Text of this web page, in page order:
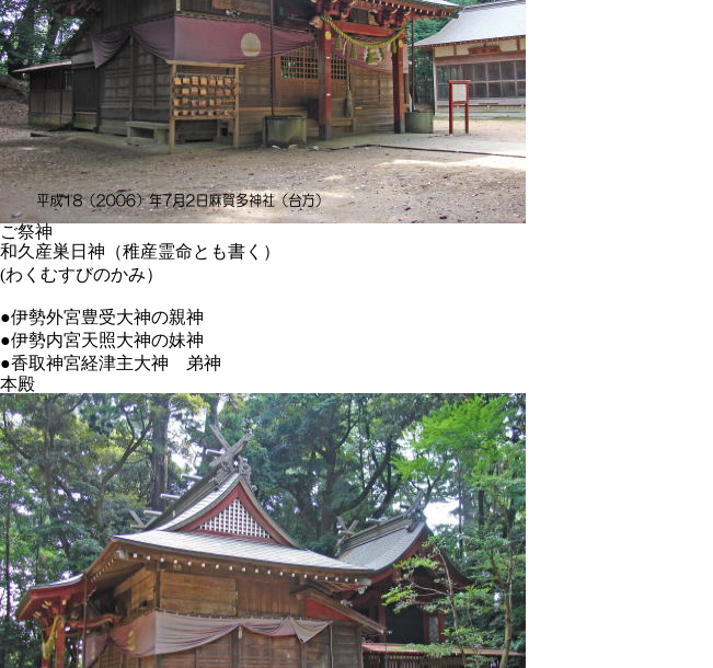
ご祭神
和久産巣日神（稚産霊命とも書く）
(わくむすびのかみ）
●伊勢外宮豊受大神の親神
●伊勢内宮天照大神の妹神
●香取神宮経津主大神 弟神
本殿